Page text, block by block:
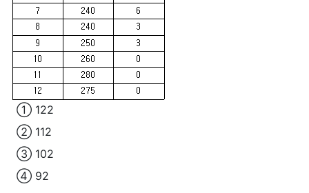
① 122
② 112
③ 102
④ 92